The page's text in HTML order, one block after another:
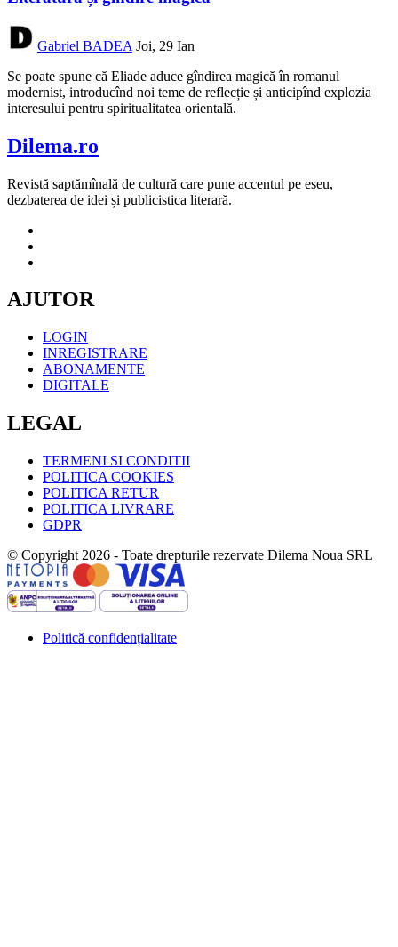
Gabriel BADEA Joi, 29 Ian
Se poate spune că Eliade aduce gîndirea magică în romanul
modernist, introducînd noi teme de reflecție și anticipînd explozia
interesului pentru spiritualitatea orientală.
Dilema.ro
Revistă saptămînală de cultură care pune accentul pe eseu,
dezbaterea de idei și publicistica literară.
AJUTOR
LOGIN
INREGISTRARE
ABONAMENTE
DIGITALE
LEGAL
TERMENI SI CONDITII
POLITICA COOKIES
POLITICA RETUR
POLITICA LIVRARE
GDPR
© Copyright 2026 - Toate drepturile rezervate Dilema Noua SRL
Politică confidențialitate